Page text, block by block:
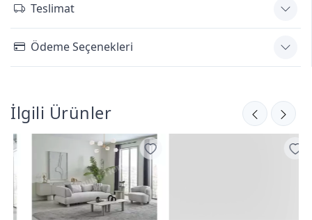
Teslimat
Ödeme Seçenekleri
İlgili Ürünler